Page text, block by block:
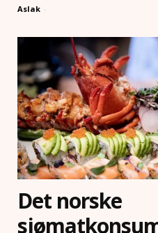
Aslak -
Det norske